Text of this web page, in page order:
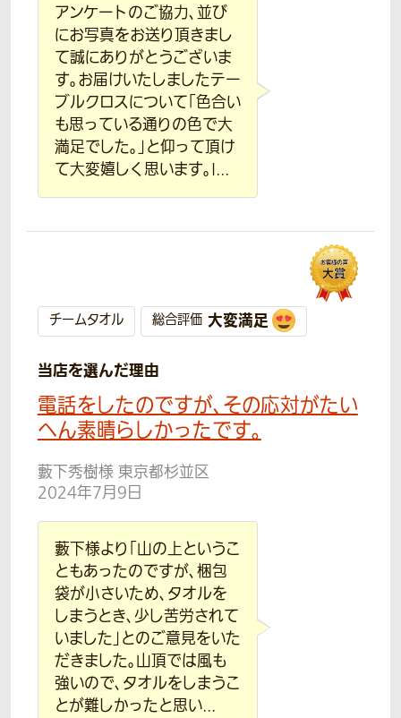
アンケートのご協力、並び
にお写真をお送り頂きまし
て誠にありがとうございま
す。お届けいたしましたテー
ブルクロスについて「色合い
も思っている通りの色で大
満足でした。」と仰って頂け
て大変嬉しく思います。I...
チームタオル 総合評価 大変満足
当店を選んだ理由
電話をしたのですが、その応対がたい
へん素晴らしかったです。
藪下秀樹様 東京都杉並区
2024年7月9日
藪下様より「山の上というこ
ともあったのですが、梱包
袋が小さいため、タオルを
しまうとき、少し苦労されて
いました」とのご意見をいた
だきました。山頂では風も
強いので、タオルをしまうこ
とが難しかったと思い...